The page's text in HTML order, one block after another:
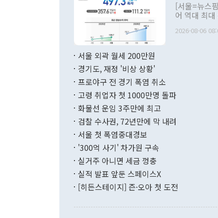
관의 대북
관 부처 장
관의 무리한
다. [정동영 통일부 장관이 지난달 23일 오후 서울 종로구 정부서울청사에
무너졌다고
함께 4자 대
"우리의 선
관은 업무
[서울=뉴스
어 역대 최
료=한국은행] 한국은행이 6일 발표한 '2026년 6월 국제수지(잠정)'
며 월간 기
196.9% 급
수출은
기록했지만
로 전환됐다.
는 배당수입
2026-08-06
서울 외곽 월세 200만원
경기도, 재정 '비상 상황'
프로야구 전 경기 폭염 취소
고령 취업자 첫 1000만명 돌파
화물선 운임 3주만에 최고
검찰 수사권, 72년만에 막 내려
서울 첫 폭염중대경보
'300억 사기' 차가원 구속
실거주 아니면 세금 껑충
실적 발표 앞둔 스페이스X
[히든스테이지] 즌·오아 첫 도전